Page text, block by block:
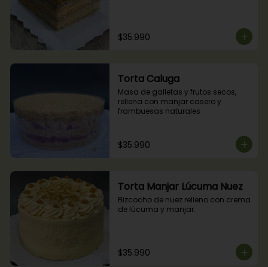
$35.990
Torta Caluga
Masa de galletas y frutos secos,
rellena con manjar casero y
frambuesas naturales
$35.990
Torta Manjar Lúcuma Nuez
Bizcocho de nuez relleno con crema
de lúcuma y manjar.
$35.990